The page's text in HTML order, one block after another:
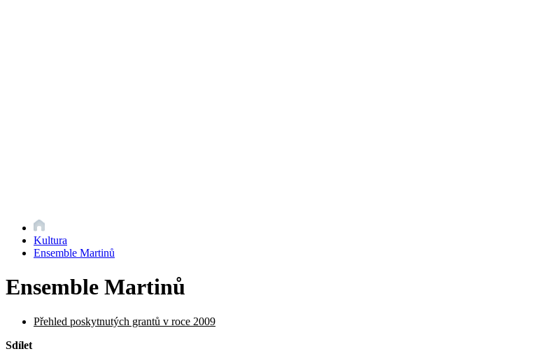
Kultura
Ensemble Martinů
Ensemble Martinů
Přehled poskytnutých grantů v roce 2009
Sdílet